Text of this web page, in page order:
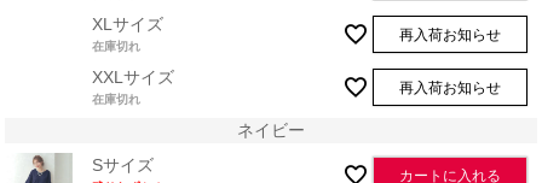
XLサイズ
在庫切れ
再入荷お知らせ
XXLサイズ
在庫切れ
再入荷お知らせ
ネイビー
Sサイズ
カートに入れる